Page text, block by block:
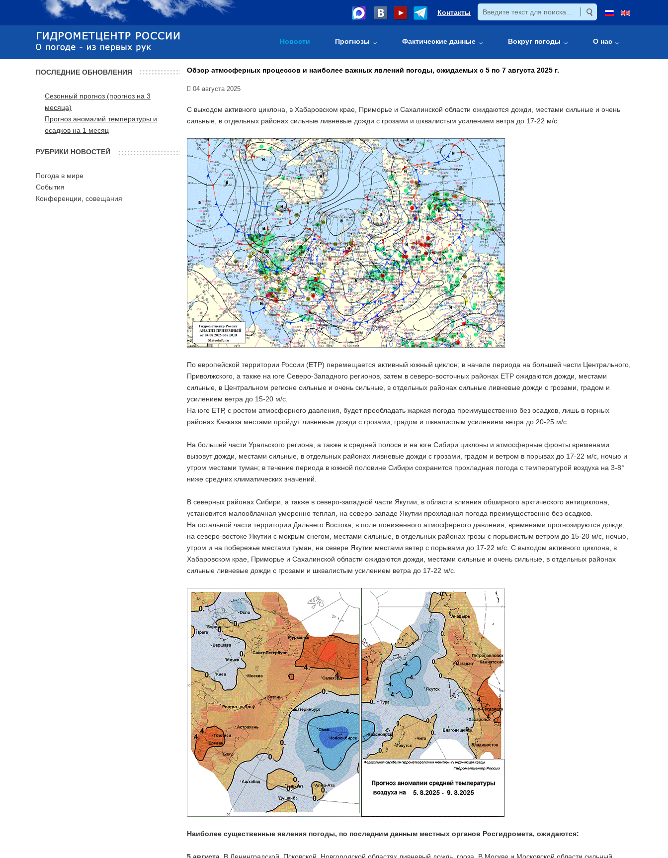
Контакты
Новости Прогнозы Фактические данные Вокруг погоды О нас
Обзор атмосферных процессов и наиболее важных явлений погоды, ожидаемых с 5 по 7 августа 2025 г.
04 августа 2025
С выходом активного циклона, в Хабаровском крае, Приморье и Сахалинской области ожидаются дожди, местами сильные и очень
сильные, в отдельных районах сильные ливневые дожди с грозами и шквалистым усилением ветра до 17-22 м/с.
По европейской территории России (ЕТР) перемещается активный южный циклон; в начале периода на большей части Центрального,
Приволжского, а также на юге Северо-Западного регионов, затем в северо-восточных районах ЕТР ожидаются дожди, местами
сильные, в Центральном регионе сильные и очень сильные, в отдельных районах сильные ливневые дожди с грозами, градом и
усилением ветра до 15-20 м/с.
На юге ЕТР, с ростом атмосферного давления, будет преобладать жаркая погода преимущественно без осадков, лишь в горных
районах Кавказа местами пройдут ливневые дожди с грозами, градом и шквалистым усилением ветра до 20-25 м/с.
На большей части Уральского региона, а также в средней полосе и на юге Сибири циклоны и атмосферные фронты временами
вызовут дожди, местами сильные, в отдельных районах ливневые дожди с грозами, градом и ветром в порывах до 17-22 м/с, ночью и
утром местами туман; в течение периода в южной половине Сибири сохранится прохладная погода с температурой воздуха на 3-8°
ниже средних климатических значений.
В северных районах Сибири, а также в северо-западной части Якутии, в области влияния обширного арктического антициклона,
установится малооблачная умеренно теплая, на северо-западе Якутии прохладная погода преимущественно без осадков.
На остальной части территории Дальнего Востока, в поле пониженного атмосферного давления, временами прогнозируются дожди,
на северо-востоке Якутии с мокрым снегом, местами сильные, в отдельных районах грозы с порывистым ветром до 15-20 м/с, ночью,
утром и на побережье местами туман, на севере Якутии местами ветер с порывами до 17-22 м/с. С выходом активного циклона, в
Хабаровском крае, Приморье и Сахалинской области ожидаются дожди, местами сильные и очень сильные, в отдельных районах
сильные ливневые дожди с грозами и шквалистым усилением ветра до 17-22 м/с.
Наиболее существенные явления погоды, по последним данным местных органов Росгидромета, ожидаются:
ПОСЛЕДНИЕ ОБНОВЛЕНИЯ
Сезонный прогноз (прогноз на 3
месяца)
Прогноз аномалий температуры и
осадков на 1 месяц
РУБРИКИ НОВОСТЕЙ
Погода в мире
События
Конференции, совещания